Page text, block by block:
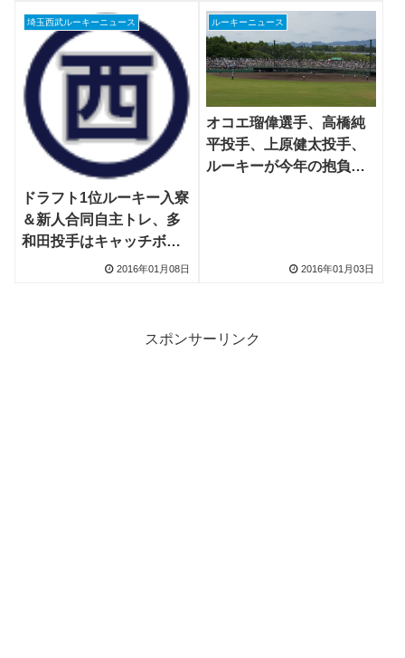
埼玉西武ルーキーニュース
ドラフト1位ルーキー入寮
＆新人合同自主トレ、多
和田投手はキャッチボー
2016年01月08日
ルーキーニュース
オコエ瑠偉選手、高橋純
平投手、上原健太投手、
ルーキーが今年の抱負を
2016年01月03日
スポンサーリンク